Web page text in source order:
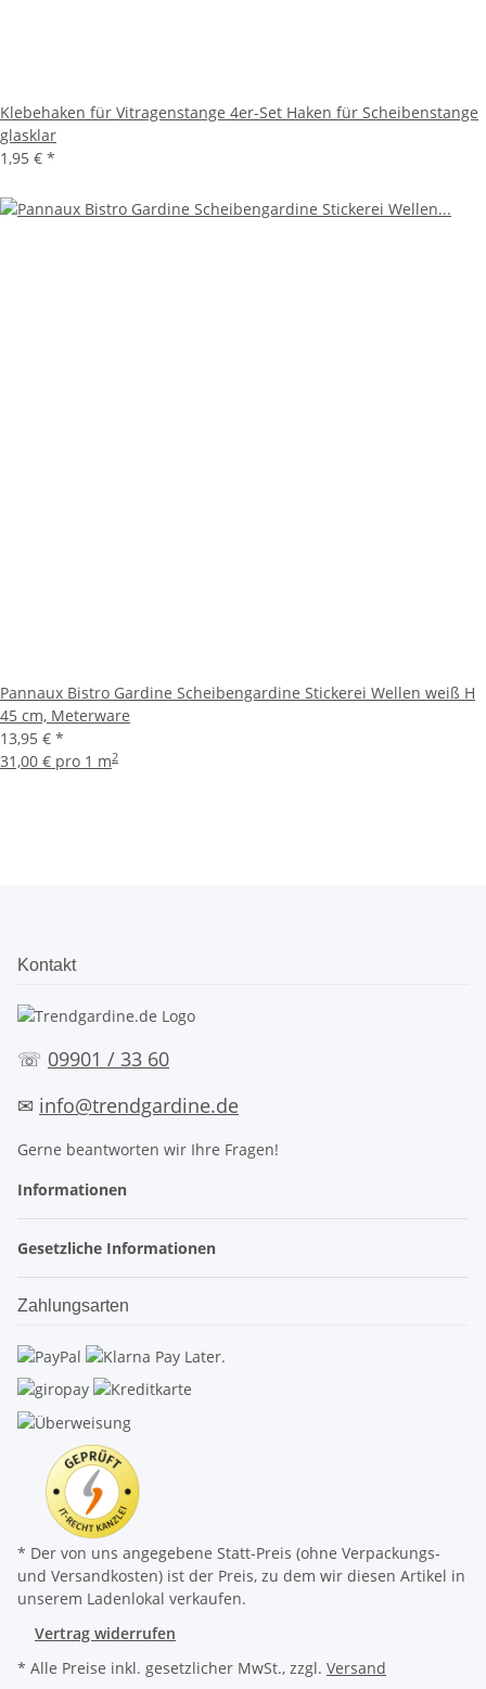
Klebehaken für Vitragenstange 4er-Set Haken für Scheibenstange
glasklar
1,95 € *
Pannaux Bistro Gardine Scheibengardine Stickerei Wellen weiß H
45 cm, Meterware
13,95 € *
31,00 € pro 1 m2
Kontakt
☏ 09901 / 33 60
✉ info@trendgardine.de
Gerne beantworten wir Ihre Fragen!
Informationen
Gesetzliche Informationen
Zahlungsarten
* Der von uns angegebene Statt-Preis (ohne Verpackungs-
und Versandkosten) ist der Preis, zu dem wir diesen Artikel in
unserem Ladenlokal verkaufen.
Vertrag widerrufen
* Alle Preise inkl. gesetzlicher MwSt., zzgl. Versand